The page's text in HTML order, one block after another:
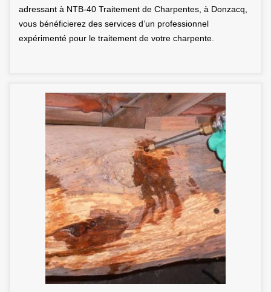
adressant à NTB-40 Traitement de Charpentes, à Donzacq,
vous bénéficierez des services d’un professionnel
expérimenté pour le traitement de votre charpente.